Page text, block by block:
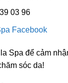
03 96
Facebook
Spa để cảm
sóc da!